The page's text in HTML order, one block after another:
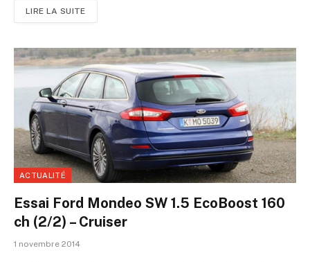
LIRE LA SUITE
ACTUALITÉ
Essai Ford Mondeo SW 1.5 EcoBoost 160
ch (2/2) – Cruiser
1 novembre 2014